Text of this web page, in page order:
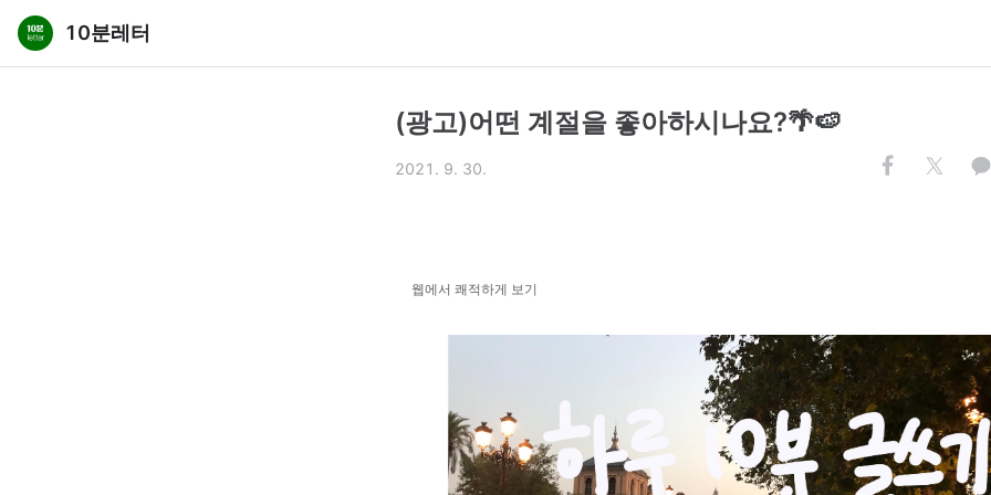
10분레터
(광고)어떤 계절을 좋아하시나요?🌴🍉
2021. 9. 30.
웹에서 쾌적하게 보기